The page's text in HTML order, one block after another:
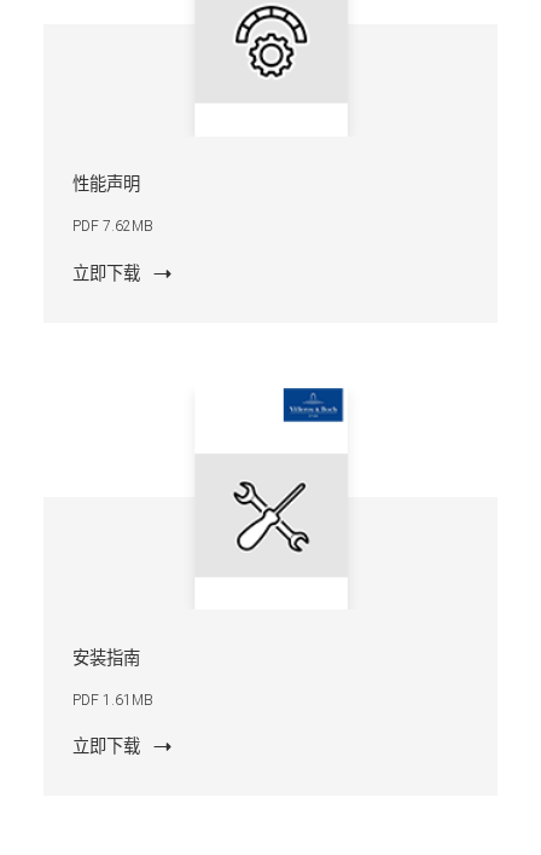
性能声明
PDF 7.62MB
立即下载
安装指南
PDF 1.61MB
立即下载